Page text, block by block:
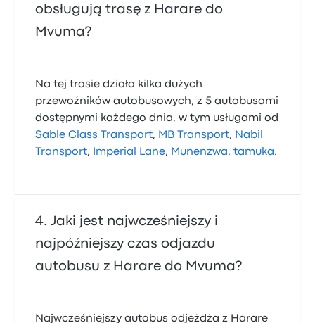
obsługują trasę z Harare do
Mvuma?
Na tej trasie działa kilka dużych
przewoźników autobusowych, z 5 autobusami
dostępnymi każdego dnia, w tym usługami od
Sable Class Transport, MB Transport, Nabil
Transport, Imperial Lane, Munenzwa,tamuka.
Jaki jest najwcześniejszy i
najpóźniejszy czas odjazdu
autobusu z Harare do Mvuma?
Najwcześniejszy autobus odjeżdża z Harare